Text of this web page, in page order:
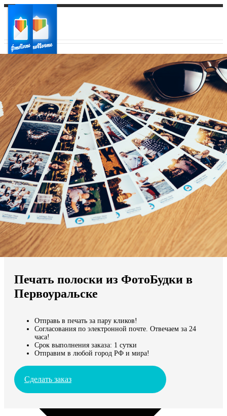
Ваш город:
Ваш регион доставки
Выберите из списка:
Мы доставляем по всему миру
Продолжить без города
Печать полоски из ФотоБудки в
Первоуральске
Отправь в печать за пару кликов!
Согласования по электронной почте. Отвечаем за 24
часа!
Срок выполнения заказа: 1 сутки
Отправим в любой город РФ и мира!
Сделать заказ